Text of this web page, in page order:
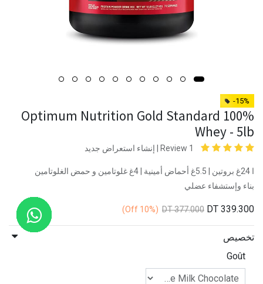
-15%
Optimum Nutrition Gold Standard 100%
Whey - 5lb
1 Review | إنشاء استعراض جديد
ا 24غ بروتين | 5.5غ أحماض أمينية | 4غ غلوتامين و حمض الغلوتامين
بناء وإستشفاء عضلي
339.300
377.000
DT
(10%
تخصيص
Goût